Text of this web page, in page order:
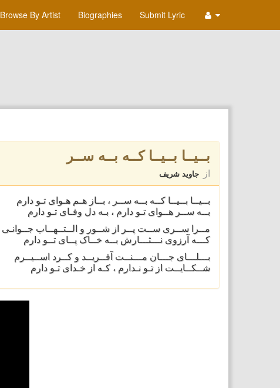
Browse By Artist Biographies Submit Lyric
بــیــا بــیــا کــه بــه ســر
از جاوید شریف
بــیــا بــیــا کــه بــه ســر ،‌ بــاز هـم هـوای تـو دارم
بــه ســر هــوای تـو دارم ، بـه دل وفـای تـو دارم
مــرا ســری ســت پــر از شــور و الــتــهــاب جــوانـی
کـــه آرزوی نـــثـــارش بــه خــاک پــای تــو دارم
بـــلـــای جـــان مـــنــت آفــریــد و کــرد اســیــرم
شــکــایــت از تـو نـدارم ، کـه از خـدای تـو دارم